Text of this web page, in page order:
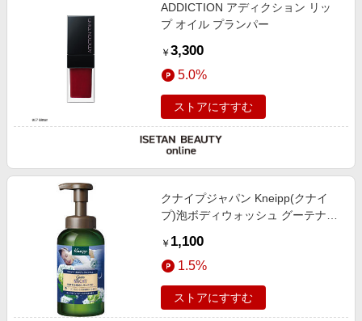
ADDICTION アディクション リッ
プ オイル プランパー
￥ 3,300
5.0%
ストアにすすむ
クナイプジャパン Kneipp(クナイ
プ)泡ボディウォッシュ グーテナハ
リアン
￥ 1,100
1.5%
ストアにすすむ